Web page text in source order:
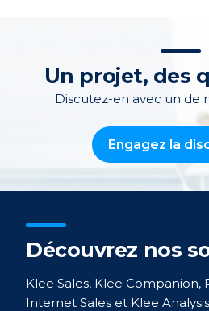
Un projet, des
Discutez-en avec un de
Engagez la
Découvrez nos
Klee Sales, Klee Companion,
Internet Sales et Klee